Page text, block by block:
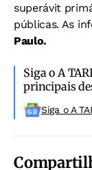
superávit
públicas. As
Paulo.
Siga o A
principais
Siga o A